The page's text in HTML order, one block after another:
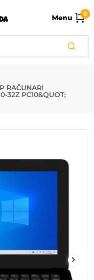
Menu 0
RAČUNARI
32Z PC10&QUOT;